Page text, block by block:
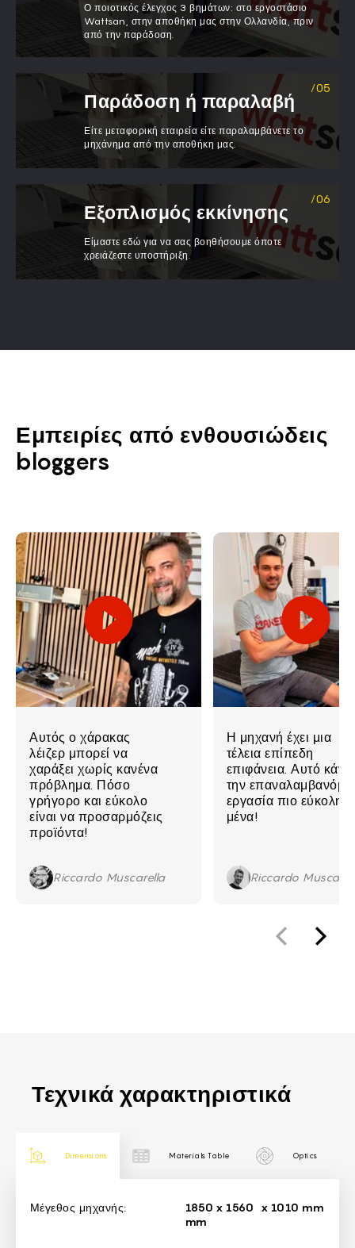
Ο ποιοτικός έλεγχος 3 βημάτων: στο εργοστάσιο
Wattsan, στην αποθήκη μας στην Ολλανδία, πριν
από την παράδοση.
Παράδοση ή παραλαβή
Είτε μεταφορική εταιρεία είτε παραλαμβάνετε το
μηχάνημα από την αποθήκη μας.
Εξοπλισμός εκκίνησης
Είμαστε εδώ για να σας βοηθήσουμε όποτε
χρειάζεστε υποστήριξη.
Εμπειρίες από ενθουσιώδεις
bloggers
Αυτός ο χάρακας
λέιζερ μπορεί να
χαράξει χωρίς κανένα
πρόβλημα. Πόσο
γρήγορο και εύκολο
είναι να προσαρμόζεις
προϊόντα!
Riccardo Muscarella
Η μηχανή έχει μια
τέλεια επίπεδη
επιφάνεια. Αυτό κάνει
την
εργασία πιο εύκολη
μένα!
Riccardo
Τεχνικά χαρακτηριστικά
Dimensions Materials Table Optics
Dimensions
Μέγεθος μηχανής:
1850 х 1560 х 1010 mm
mm